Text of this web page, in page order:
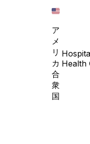
ア
メ
リ
カ
合
衆
国
Health